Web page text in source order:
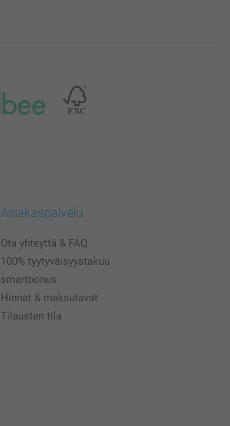
Asiakaspalvelu
Ota yhteyttä & FAQ
100% tyytyväisyystakuu
smartbonus
Hinnat & maksutavat
Tilausten tila